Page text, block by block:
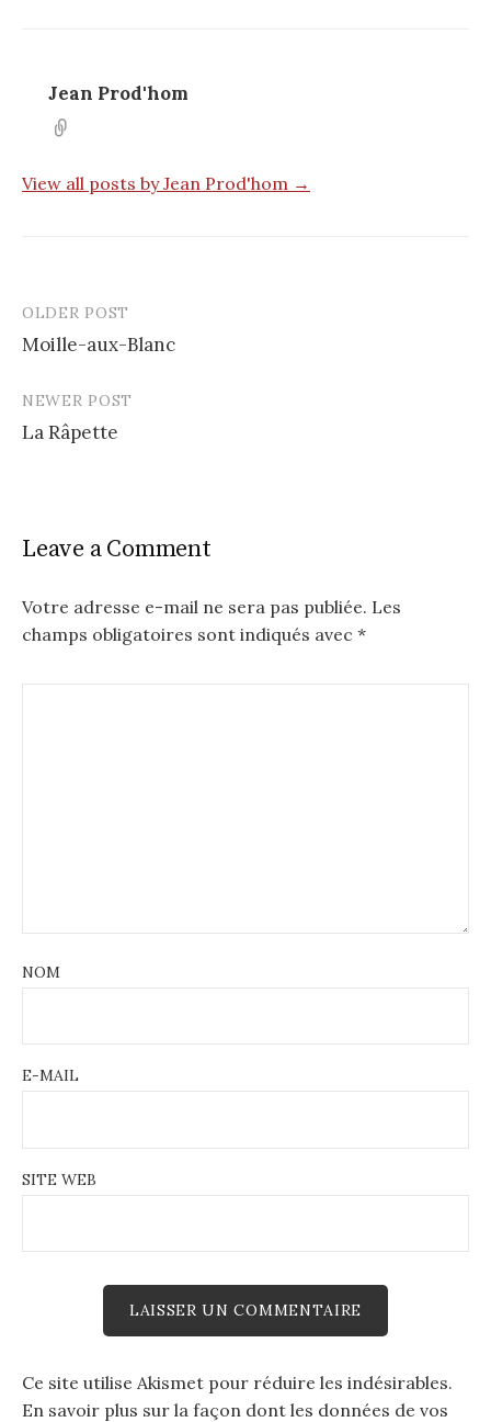
Jean Prod'hom
View all posts by Jean Prod'hom →
Post
navigation
OLDER POST
Moille-aux-Blanc
NEWER POST
La Râpette
Leave a Comment
Votre adresse e-mail ne sera pas publiée. Les
champs obligatoires sont indiqués avec *
NOM
E-MAIL
SITE WEB
Ce site utilise Akismet pour réduire les indésirables.
En savoir plus sur la façon dont les données de vos